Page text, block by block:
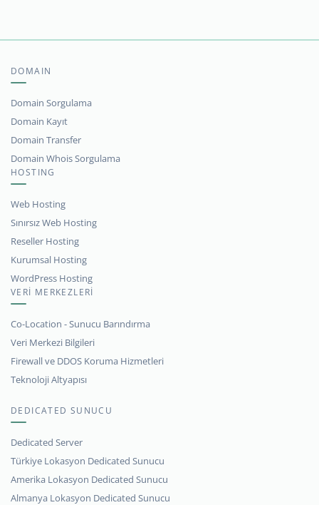
DOMAIN
Domain Sorgulama
Domain Kayıt
Domain Transfer
Domain Whois Sorgulama
HOSTING
Web Hosting
Sınırsız Web Hosting
Reseller Hosting
Kurumsal Hosting
WordPress Hosting
VERİ MERKEZLERİ
Co-Location - Sunucu Barındırma
Veri Merkezi Bilgileri
Firewall ve DDOS Koruma Hizmetleri
Teknoloji Altyapısı
DEDICATED SUNUCU
Dedicated Server
Türkiye Lokasyon Dedicated Sunucu
Amerika Lokasyon Dedicated Sunucu
Almanya Lokasyon Dedicated Sunucu